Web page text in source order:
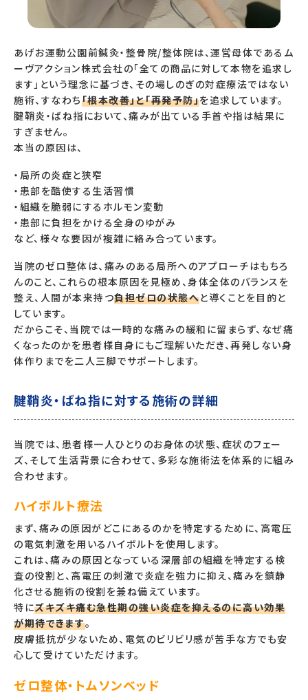
あげお運動公園前鍼灸・整骨院/整体院は、運営母体であるム
ーヴアクション株式会社の「全ての商品に対して本物を追求し
ます」という理念に基づき、その場しのぎの対症療法ではない
施術、すなわち「根本改善」と「再発予防」を追求しています。
腱鞘炎・ばね指において、痛みが出ている手首や指は結果に
すぎません。
本当の原因は、
・局所の炎症と狭窄
・患部を酷使する生活習慣
・組織を脆弱にするホルモン変動
・患部に負担をかける全身のゆがみ
など、様々な要因が複雑に絡み合っています。
当院のゼロ整体は、痛みのある局所へのアプローチはもちろ
んのこと、これらの根本原因を見極め、身体全体のバランスを
整え、人間が本来持つ負担ゼロの状態へと導くことを目的と
しています。
だからこそ、当院では一時的な痛みの緩和に留まらず、なぜ痛
くなったのかを患者様自身にもご理解いただき、再発しない身
体作りまでを二人三脚でサポートします。
腱鞘炎・ばね指に対する施術の詳細
当院では、患者様一人ひとりのお身体の状態、症状のフェー
ズ、そして生活背景に合わせて、多彩な施術法を体系的に組み
合わせます。
ハイボルト療法
まず、痛みの原因がどこにあるのかを特定するために、高電圧
の電気刺激を用いるハイボルトを使用します。
これは、痛みの原因となっている深層部の組織を特定する検
査の役割と、高電圧の刺激で炎症を強力に抑え、痛みを鎮静
化させる施術の役割を兼ね備えています。
特にズキズキ痛む急性期の強い炎症を抑えるのに高い効果
が期待できます。
皮膚抵抗が少ないため、電気のビリビリ感が苦手な方でも安
心して受けていただけます。
ゼロ整体・トムソンベッド